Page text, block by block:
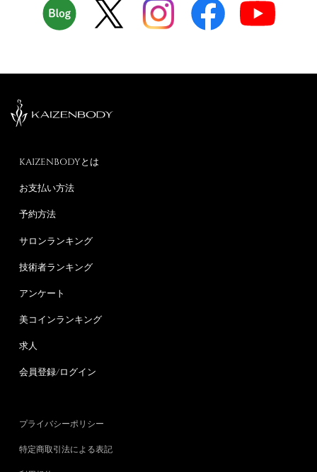
KAIZENBODYとは
お支払い方法
予約方法
サロンランキング
技術者ランキング
アンケート
美コインランキング
求人
会員登録/ログイン
プライバシーポリシー
特定商取引法による表記